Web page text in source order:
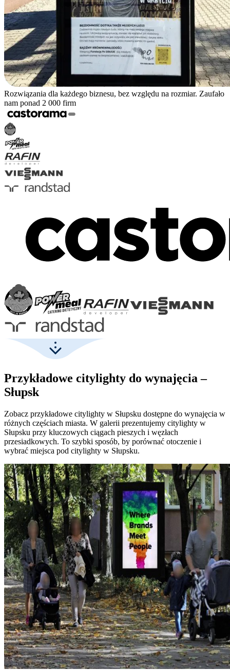
Rozwiązania dla każdego biznesu, bez względu na rozmiar. Zaufało
nam ponad 2 000 firm
Przykładowe citylighty do wynajęcia –
Słupsk
Zobacz przykładowe citylighty w Słupsku dostępne do wynajęcia w
różnych częściach miasta. W galerii prezentujemy citylighty w
Słupsku przy kluczowych ciągach pieszych i węzłach
przesiadkowych. To szybki sposób, by porównać otoczenie i
wybrać miejsca pod citylighty w Słupsku.